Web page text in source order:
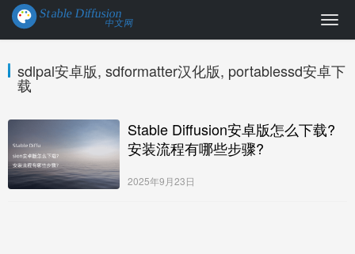
sdlpal安卓版, sdformatter汉化版, portablessd安卓下
载
Stable Diffusion安卓版怎么下载?
安装流程有哪些步骤?
2025年9月23日